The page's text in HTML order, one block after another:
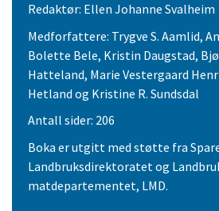
Redaktør: Ellen Johanne Svalheim
Medforfattere: Trygve S. Aamlid,
Bolette Bele, Kristin Daugstad,
Hatteland, Marie Vestergaard
Hetland og Kristine R. Sundsdal
Antall sider: 206
Boka er utgitt med støtte fra
Landbruksdirektoratet og
matdepartementet, LMD.